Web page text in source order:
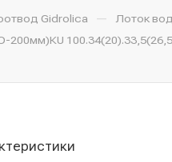
Gidrolica —
Лоток